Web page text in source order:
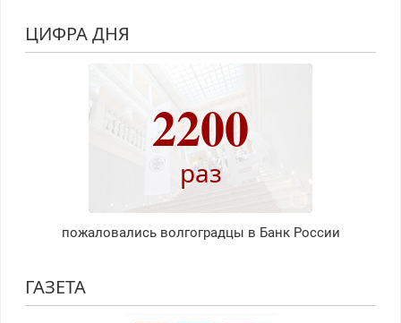
ЦИФРА ДНЯ
2200
раз
пожаловались волгоградцы в Банк России
ГАЗЕТА